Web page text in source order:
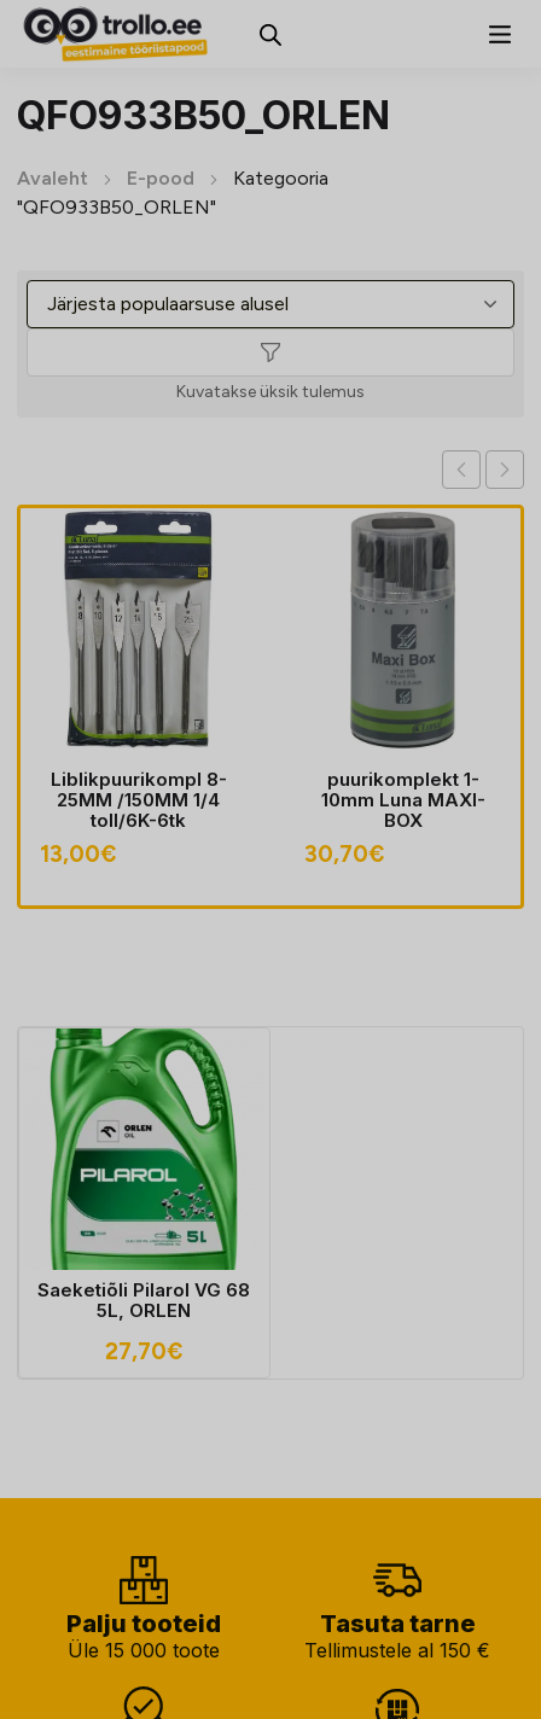
QFO933B50_ORLEN
Avaleht E-pood
Kategooria
"QFO933B50_ORLEN"
Kuvatakse üksik tulemus
Liblikpuurikompl 8-
25MM /150MM 1/4
toll/6K-6tk
13,00€
puurikomplekt 1-
10mm Luna MAXI-
BOX
30,70€
Saeketiõli Pilarol VG 68
5L, ORLEN
27,70€
Palju tooteid
Üle 15 000 toote
Tasuta tarne
Tellimustele al 150 €